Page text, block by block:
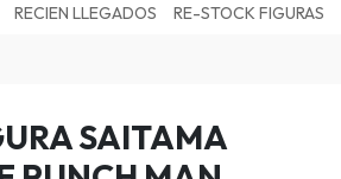
RECIEN LLEGADOS RE-STOCK FIGURAS
SAITAMA